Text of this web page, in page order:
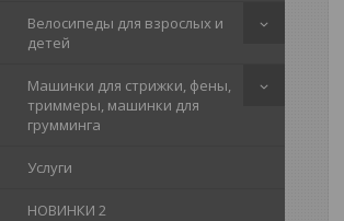
Велосипеды для взрослых и
детей
Машинки для стрижки, фены,
триммеры, машинки для
грумминга
Услуги
НОВИНКИ 2